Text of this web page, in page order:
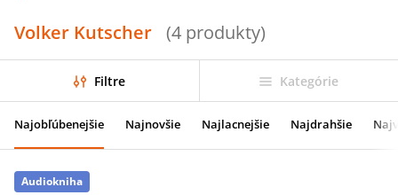
Volker Kutscher (4 produkty)
Filtre Kategórie
Najobľúbenejšie Najnovšie Najlacnejšie Najdrahšie
Audiokniha